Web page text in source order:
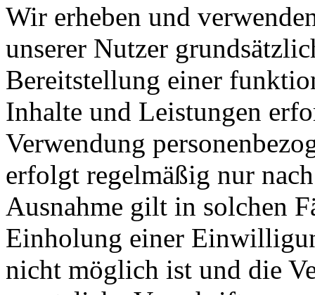
Wir erheben und
unserer Nutzer
Bereitstellung einer
Inhalte und Leistungen
Verwendung
erfolgt regelmäßig nur
Ausnahme gilt in solchen
Einholung einer
nicht möglich ist und die